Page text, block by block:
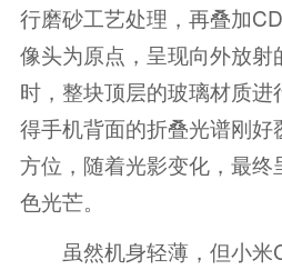
行磨砂工艺处理，再叠加
像头为原点，呈现向外放射
时，整块顶层的玻璃材质
得手机背面的折叠光谱刚
方位，随着光影变化，最
色光芒。
虽然机身轻薄，但小米